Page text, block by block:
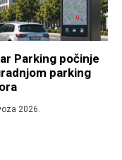
Parking počinje
parking
2026.